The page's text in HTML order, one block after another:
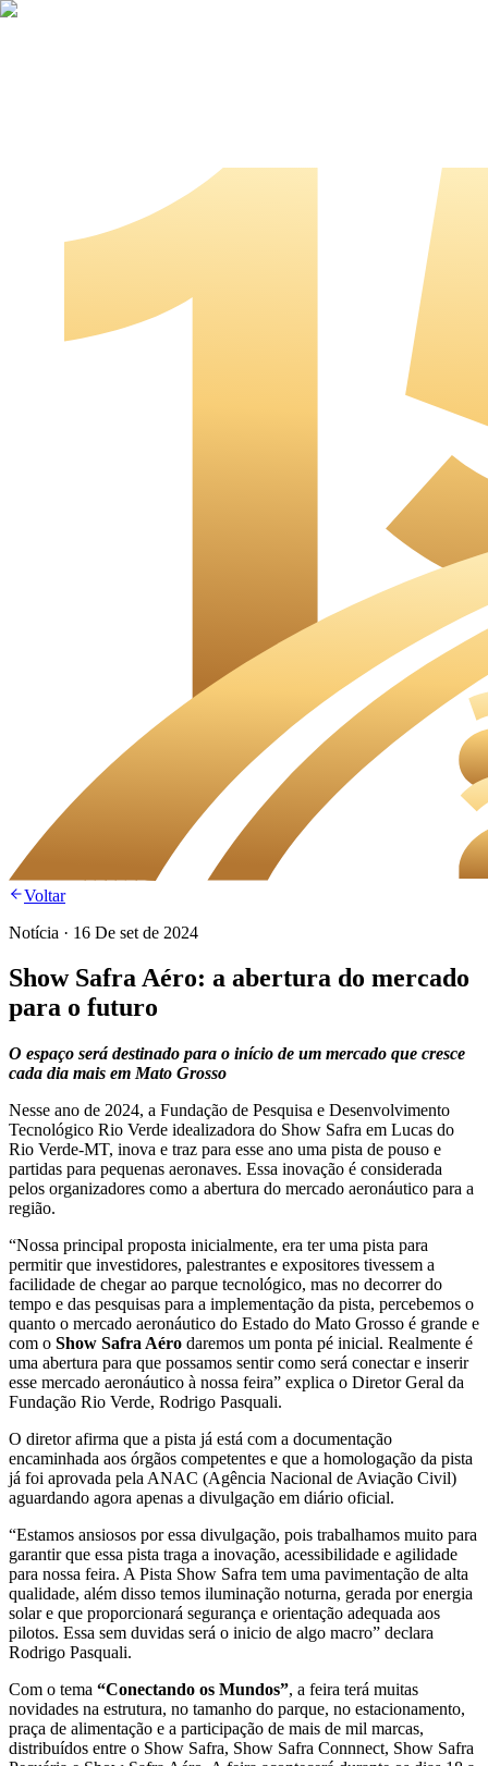
Voltar
Notícia · 16 De set de 2024
Show Safra Aéro: a abertura do mercado
para o futuro
O espaço será destinado para o início de um mercado que cresce
cada dia mais em Mato Grosso
Nesse ano de 2024, a Fundação de Pesquisa e Desenvolvimento
Tecnológico Rio Verde idealizadora do Show Safra em Lucas do
Rio Verde-MT, inova e traz para esse ano uma pista de pouso e
partidas para pequenas aeronaves. Essa inovação é considerada
pelos organizadores como a abertura do mercado aeronáutico para a
região.
“Nossa principal proposta inicialmente, era ter uma pista para
permitir que investidores, palestrantes e expositores tivessem a
facilidade de chegar ao parque tecnológico, mas no decorrer do
tempo e das pesquisas para a implementação da pista, percebemos o
quanto o mercado aeronáutico do Estado do Mato Grosso é grande e
com o Show Safra Aéro daremos um ponta pé inicial. Realmente é
uma abertura para que possamos sentir como será conectar e inserir
esse mercado aeronáutico à nossa feira” explica o Diretor Geral da
Fundação Rio Verde, Rodrigo Pasquali.
O diretor afirma que a pista já está com a documentação
encaminhada aos órgãos competentes e que a homologação da pista
já foi aprovada pela ANAC (Agência Nacional de Aviação Civil)
aguardando agora apenas a divulgação em diário oficial.
“Estamos ansiosos por essa divulgação, pois trabalhamos muito para
garantir que essa pista traga a inovação, acessibilidade e agilidade
para nossa feira. A Pista Show Safra tem uma pavimentação de alta
qualidade, além disso temos iluminação noturna, gerada por energia
solar e que proporcionará segurança e orientação adequada aos
pilotos. Essa sem duvidas será o inicio de algo macro” declara
Rodrigo Pasquali.
Com o tema “Conectando os Mundos”, a feira terá muitas
novidades na estrutura, no tamanho do parque, no estacionamento,
praça de alimentação e a participação de mais de mil marcas,
distribuídos entre o Show Safra, Show Safra Connnect, Show Safra